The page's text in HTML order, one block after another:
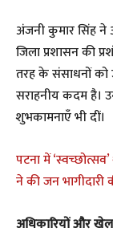
अंजनी कुमार सिंह
जिला प्रशासन की
तरह के संसाधनों को
सराहनीय कदम है।
शुभकामनाएँ भी दीं।
पटना में
ने की जन
अधिकारियों और